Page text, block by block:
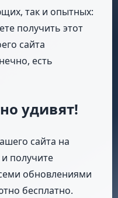
так и опытных:
получить этот
сайта
есть
удивят!
сайта на
получите
обновлениями
бесплатно.